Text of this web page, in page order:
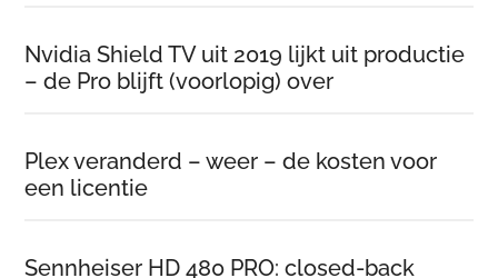
Nvidia Shield TV uit 2019 lijkt uit productie
– de Pro blijft (voorlopig) over
Plex veranderd – weer – de kosten voor
een licentie
Sennheiser HD 480 PRO: closed-back